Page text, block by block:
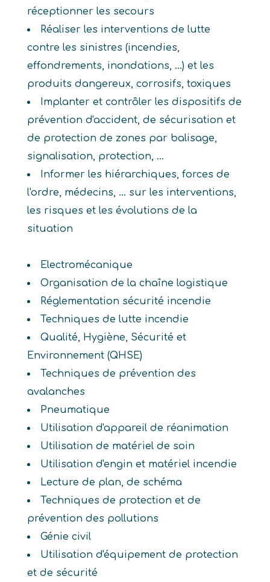
réceptionner les secours
Réaliser les interventions de lutte
contre les sinistres (incendies,
effondrements, inondations, ...) et les
produits dangereux, corrosifs, toxiques
Implanter et contrôler les dispositifs de
prévention d'accident, de sécurisation et
de protection de zones par balisage,
signalisation, protection, ...
Informer les hiérarchiques, forces de
l'ordre, médecins, ... sur les interventions,
les risques et les évolutions de la
situation
Electromécanique
Organisation de la chaîne logistique
Réglementation sécurité incendie
Techniques de lutte incendie
Qualité, Hygiène, Sécurité et
Environnement (QHSE)
Techniques de prévention des
avalanches
Pneumatique
Utilisation d'appareil de réanimation
Utilisation de matériel de soin
Utilisation d'engin et matériel incendie
Lecture de plan, de schéma
Techniques de protection et de
prévention des pollutions
Génie civil
Utilisation d'équipement de protection
et de sécurité